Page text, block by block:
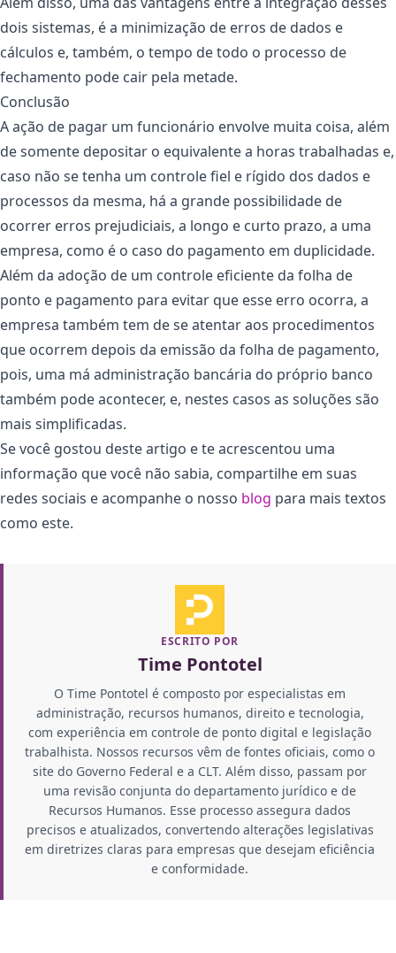
dois sistemas, é a minimização de erros de dados e
cálculos e, também, o tempo de todo o processo de
fechamento pode cair pela metade.
Conclusão
A ação de pagar um funcionário envolve muita coisa, além
de somente depositar o equivalente a horas trabalhadas e,
caso não se tenha um controle fiel e rígido dos dados e
processos da mesma, há a grande possibilidade de
ocorrer erros prejudiciais, a longo e curto prazo, a uma
empresa, como é o caso do pagamento em duplicidade.
Além da adoção de um controle eficiente da folha de
ponto e pagamento para evitar que esse erro ocorra, a
empresa também tem de se atentar aos procedimentos
que ocorrem depois da emissão da folha de pagamento,
pois, uma má administração bancária do próprio banco
também pode acontecer, e, nestes casos as soluções são
mais simplificadas.
Se você gostou deste artigo e te acrescentou uma
informação que você não sabia, compartilhe em suas
redes sociais e acompanhe o nosso blog para mais textos
como este.
ESCRITO POR
Time Pontotel
O Time Pontotel é composto por especialistas em
administração, recursos humanos, direito e tecnologia,
com experiência em controle de ponto digital e legislação
trabalhista. Nossos recursos vêm de fontes oficiais, como o
site do Governo Federal e a CLT. Além disso, passam por
uma revisão conjunta do departamento jurídico e de
Recursos Humanos. Esse processo assegura dados
precisos e atualizados, convertendo alterações legislativas
em diretrizes claras para empresas que desejam eficiência
e conformidade.